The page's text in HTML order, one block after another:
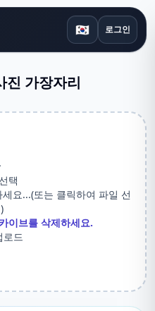
🇰🇷 로그인
진 가장자리
택
요...(또는 클릭하여 파일 선
이브를 삭제하세요.
로드